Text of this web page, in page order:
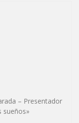
– Presentador
sueños»